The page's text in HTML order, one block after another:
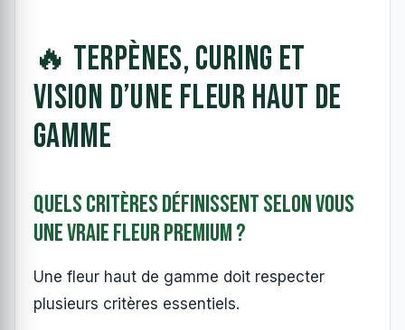
🔥 Terpènes, curing et
vision d’une fleur haut de
gamme
Quels critères définissent selon vous
une vraie fleur premium ?
Une fleur haut de gamme doit respecter
plusieurs critères essentiels.